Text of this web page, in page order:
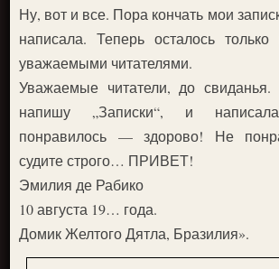
Ну, вот и все. Пора кончать мои
написала. Теперь осталось
уважаемыми читателями.
Уважаемые читатели, до
напишу „Записки“, и
понравилось — здорово! Не
судите строго… ПРИВЕТ!
Эмилия де Рабико
10 августа 19… года.
Домик Желтого Дятла, Бразилия».